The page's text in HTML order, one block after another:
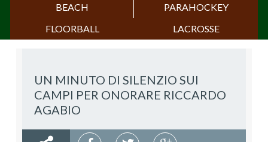
BEACH
PARAHOCKEY
FLOORBALL
LACROSSE
UN MINUTO DI SILENZIO SUI
CAMPI PER ONORARE RICCARDO
AGABIO